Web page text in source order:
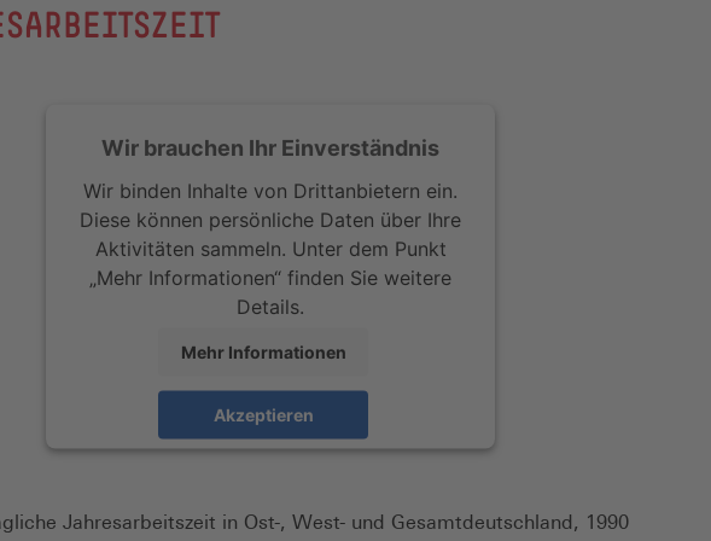
Wir brauchen Ihr Einverständnis
Wir binden Inhalte von Drittanbietern ein.
Diese können persönliche Daten über Ihre
Aktivitäten sammeln. Unter dem Punkt
„Mehr Informationen“ finden Sie weitere
Details.
Mehr Informationen
Akzeptieren
Jahresarbeitszeit in Ost-, West- und Gesamtdeutschland, 1990